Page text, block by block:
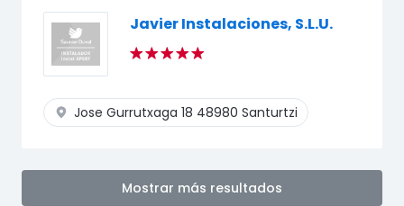
Javier Instalaciones, S.L.U.
Jose Gurrutxaga 18 48980 Santurtzi
Mostrar más resultados